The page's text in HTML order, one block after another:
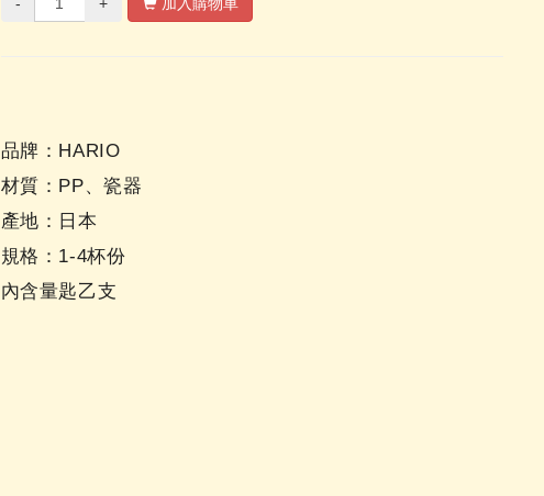
品牌：HARIO
材質：PP、瓷器
產地：日本
規格：1-4杯份
內含量匙乙支